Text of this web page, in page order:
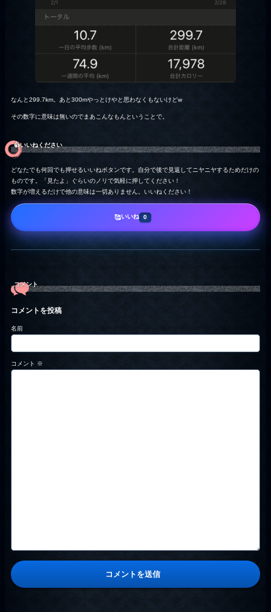
なんと299.7km。あと300mやっとけやと思わなくもないけどw
その数字に意味は無いのでまあこんなもんということで。
👍️いいねください
どなたでも何回でも押せるいいねボタンです。自分で後で見返してニヤニヤするためだけの
ものです。「見たよ」ぐらいのノリで気軽に押してください！
数字が増えるだけで他の意味は一切ありません。いいねください！
🥰いいね 0
コメント
コメントを投稿
名前
コメント ※